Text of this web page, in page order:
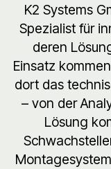
K2 Systems
Spezialist für
deren
Einsatz
dort das
– von der
Lösung